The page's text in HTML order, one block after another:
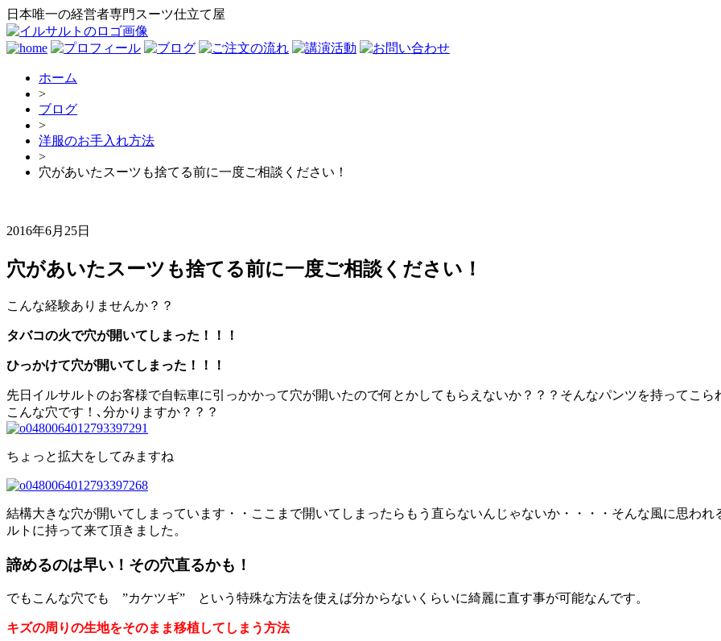
日本唯一の経営者専門スーツ仕立て屋
ホーム
>
ブログ
>
洋服のお手入れ方法
>
穴があいたスーツも捨てる前に一度ご相談ください！
2016年6月25日
穴があいたスーツも捨てる前に一度ご相談ください！
こんな経験ありませんか？？
タバコの火で穴が開いてしまった！！！
ひっかけて穴が開いてしまった！！！
先日イルサルトのお客様で自転車に引っかかって穴が開いたので何とかしてもらえないか？？？そんなパンツを持ってこら
こんな穴です！､分かりますか？？？
ちょっと拡大をしてみますね
結構大きな穴が開いてしまっています・・ここまで開いてしまったらもう直らないんじゃないか・・・・そんな風に思わ
ルトに持って来て頂きました。
諦めるのは早い！その穴直るかも！
でもこんな穴でも ”カケツギ” という特殊な方法を使えば分からないくらいに綺麗に直す事が可能なんです。
キズの周りの生地をそのまま移植してしまう方法